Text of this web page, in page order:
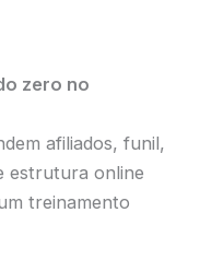
zero no
afiliados, funil,
estrutura online
treinamento